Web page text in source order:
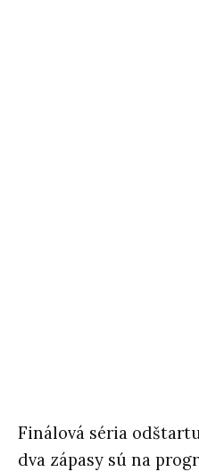
Finálová séria
dva zápasy sú na